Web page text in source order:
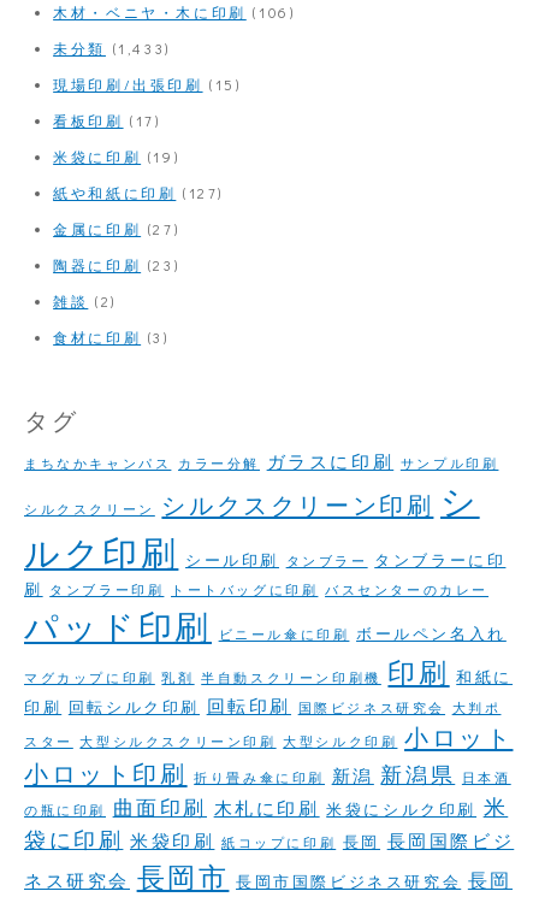
木材・ベニヤ・木に印刷 (106)
未分類 (1,433)
現場印刷/出張印刷 (15)
看板印刷 (17)
米袋に印刷 (19)
紙や和紙に印刷 (127)
金属に印刷 (27)
陶器に印刷 (23)
雑談 (2)
食材に印刷 (3)
タグ
まちなかキャンパス カラー分解 ガラスに印刷 サンプル印刷
シルクスクリーン シルクスクリーン印刷 シ
ルク印刷
シール印刷 タンブラー
タンブラーに印
刷
タンブラー印刷 トートバッグに印刷 バスセンターのカレー
パッド印刷 ビニール傘に印刷 ボールペン名入れ
マグカップに印刷 乳剤 半自動スクリーン印刷機 印刷 和紙に
印刷 回転シルク印刷 回転印刷 国際ビジネス研究会
大判ポ
スター
大型シルクスクリーン印刷 大型シルク印刷 小ロット
小ロット印刷
折り畳み傘に印刷 新潟 新潟県
日本酒
の瓶に印刷
曲面印刷 木札に印刷 米袋にシルク印刷 米
袋に印刷 米袋印刷 紙コップに印刷 長岡
長岡国際ビジ
ネス研究会 長岡市 長岡市国際ビジネス研究会 長岡